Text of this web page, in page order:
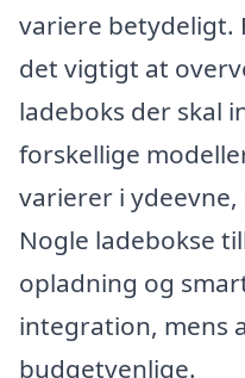
variere betydeligt.
det vigtigt at
ladeboks der skal
forskellige
varierer i
Nogle ladebokse
opladning og
integration, mens
budgetvenlige.